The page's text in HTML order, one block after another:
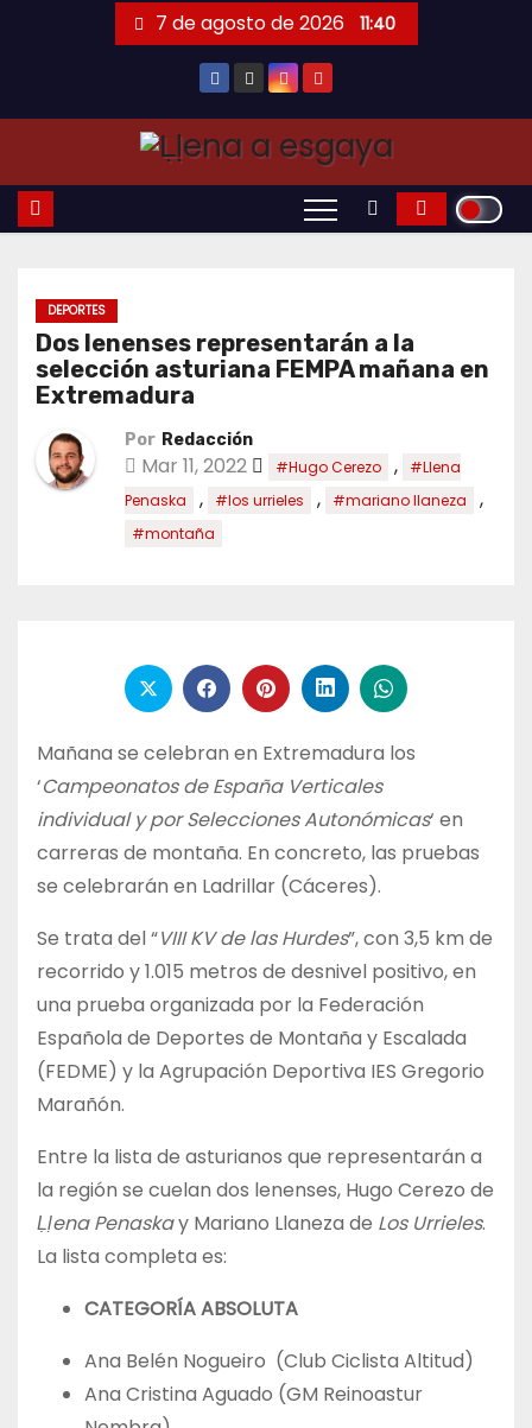
7 de agosto de 2026 11:40
DEPORTES
Dos lenenses representarán a la
selección asturiana FEMPA mañana en
Extremadura
Por Redacción
Mar 11, 2022 #Hugo Cerezo ,
#Llena
Penaska
, #los urrieles , #mariano llaneza ,
#montaña
Mañana se celebran en Extremadura los
‘Campeonatos de España Verticales
individual y por Selecciones Autonómicas‘ en
carreras de montaña. En concreto, las pruebas
se celebrarán en Ladrillar (Cáceres).
Se trata del “VIII KV de las Hurdes”, con 3,5 km de
recorrido y 1.015 metros de desnivel positivo, en
una prueba organizada por la Federación
Española de Deportes de Montaña y Escalada
(FEDME) y la Agrupación Deportiva IES Gregorio
Marañón.
Entre la lista de asturianos que representarán a
la región se cuelan dos lenenses, Hugo Cerezo de
Ḷḷena Penaskay Mariano Llaneza de Los Urrieles.
La lista completa es:
CATEGORÍA ABSOLUTA
Ana Belén Nogueiro (Club Ciclista Altitud)
Ana Cristina Aguado (GM Reinoastur